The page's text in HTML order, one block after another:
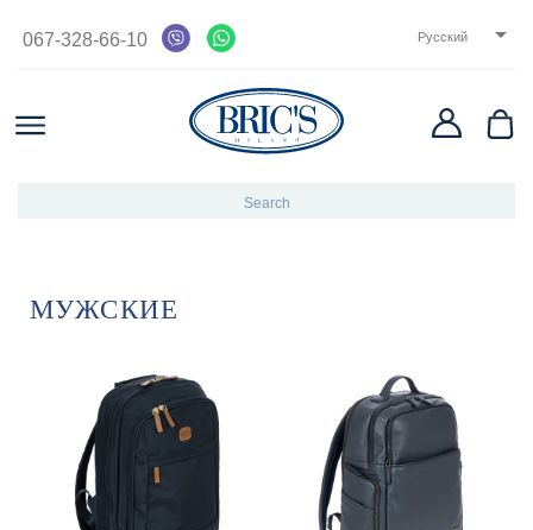
067-328-66-10 Русский 
МУЖСКИЕ